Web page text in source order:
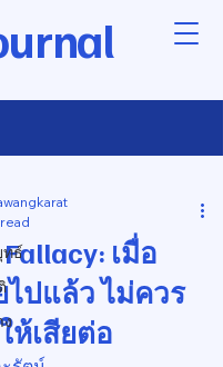
ทธ์
เมื่อ
ปแล้ว ไม่ควร
ห้เสียต่อ